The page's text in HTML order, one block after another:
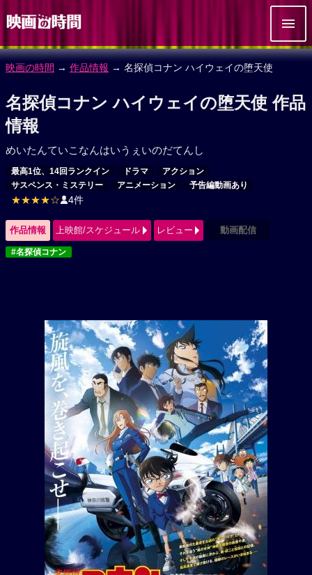
映画の時間 → 作品情報 → 名探偵コナン ハイウェイの堕天使
名探偵コナン ハイウェイの堕天使 作品
情報
めいたんていこなんはいうぇいのだてんし
最高1位、14回ランクイン ドラマ
アクション
サスペンス・ミステリー
アニメーション 予告編動画あり
★★★★☆ 4件
作品情報 上映館/スケジュール レビュー 動画配信
#名探偵コナン